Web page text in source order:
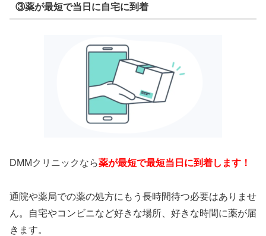
③薬が最短で当日に自宅に到着
DMMクリニックなら薬が最短で最短当日に到着します！
通院や薬局での薬の処方にもう長時間待つ必要はありませ
ん。自宅やコンビニなど好きな場所、好きな時間に薬が届
きます。